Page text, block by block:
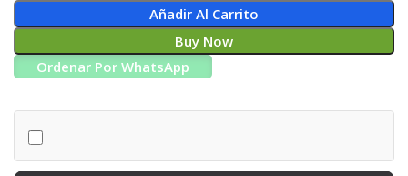
Añadir Al Carrito
Buy Now
Ordenar Por WhatsApp